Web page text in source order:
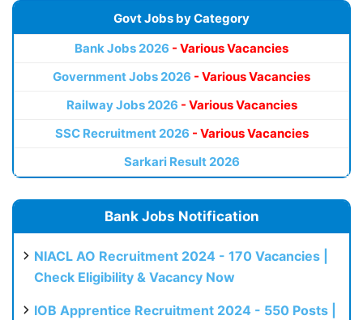
Govt Jobs by Category
Bank Jobs 2026 - Various Vacancies
Government Jobs 2026 - Various Vacancies
Railway Jobs 2026 - Various Vacancies
SSC Recruitment 2026 - Various Vacancies
Sarkari Result 2026
Bank Jobs Notification
NIACL AO Recruitment 2024 - 170 Vacancies |
Check Eligibility & Vacancy Now
IOB Apprentice Recruitment 2024 - 550 Posts |